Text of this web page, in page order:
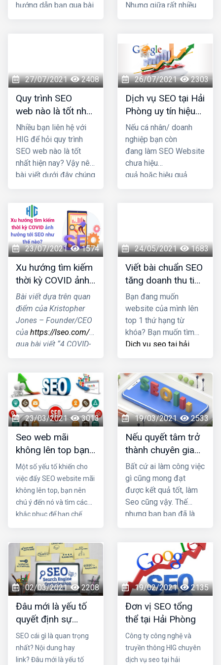
hướng dẫn bạn qua bài
Nhưng giữa rất nhiều
vàng" Cùng chúng tôi
đi khám phá qua bài
viết này nhé!
27/07/2021 2408
Quy trình SEO
web nào là tốt nhất
hiện nay?
Nhiều bạn liên hệ với
HIG để hỏi quy trình
SEO web nào là tốt
nhất hiện nay? Vậy nên
bài viết dưới đây chúng
lời được câu hỏi đó
nhé!
26/07/2021 2303
Dịch vụ SEO tại Hải
Phòng uy tín hiệu
quả nhất 2021
Nếu cá nhân/ doanh
nghiệp bạn còn
đang làm SEO Website
chưa hiệu
quả hoặc hiệu quả
cao nhất cho doanh
nghiệp bạn.
23/07/2021 1574
Xu hướng tìm kiếm
thời kỳ COVID ảnh
hưởng tới SEO như
thế nào?
Bài viết dựa trên quan
điểm của Kristopher
Jones – Founder/CEO
của https://lseo.com/thông
qua bài viết “4 COVID-
SEO”- Xu hướng tìm
kiếm thời kỳ COVID
ảnh hưởng tới SEO
như thế nào?
24/05/2021 1683
Viết bài chuẩn SEO
tăng doanh thu tiết
kiệm chi phí quảng
cáo
Bạn đang muốn
website của mình lên
top 1 thứ hạng từ
khóa? Bạn muốn tìm
Dịch vụ seo tại hải
tăng doanh thu sản
phẩm và tiết kiệm chi
phí quảng cáo? Đọc
ngay bài viết dưới đây
23/03/2021 3013
Seo web mãi
không lên top bạn
có biết lý do là gì
không?
Một số yếu tố khiến cho
việc đẩy SEO website mãi
không lên top, bạn nên
chú ý đến nó và tìm cách
khắc phục để hạn chế
bài viết này Đơn vị seo ở
hải phòng sẽ mách bạn lý
do tại sao seo mãi không
lên top nhé!
19/03/2021 2533
Nếu quyết tâm trở
thành chuyên gia
seo, cần những
thói quen nào?
Bất cứ ai làm công việc
gì cũng mong đạt
được kết quả tốt, làm
Seo cũng vậy. Thế
nhưng bạn bạn đã là
bị các đối thủ vượt
mặt. Vậy làm sao để
trở thành một seo
giỏi. Nếu quyết tâm trở
thành chuyên gia seo,
cần những thói quen
nào?
02/03/2021 2208
Đâu mới là yếu tố
quyết định sự
thành bại của SEO
SEO cái gì là quan trọng
nhất? Nội dung hay
link? Đâu mới là yếu tố
19/02/2021 2135
Đơn vị SEO tổng
thể tại Hải Phòng
Công ty công nghệ và
truyền thông HIG chuyên
dịch vụ seo tại hải